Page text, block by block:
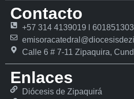
Contacto
+57 314 4139019 l
Calle 6 # 7-11 Zipaquira,
Enlaces
Diócesis de Zipaquirá